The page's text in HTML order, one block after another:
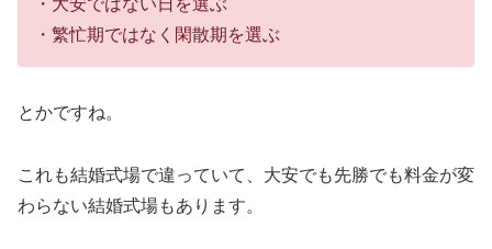
・繁忙期ではなく閑散期を選ぶ
とかですね。
これも結婚式場で違っていて、大安でも先勝でも料金が変
わらない結婚式場もあります。